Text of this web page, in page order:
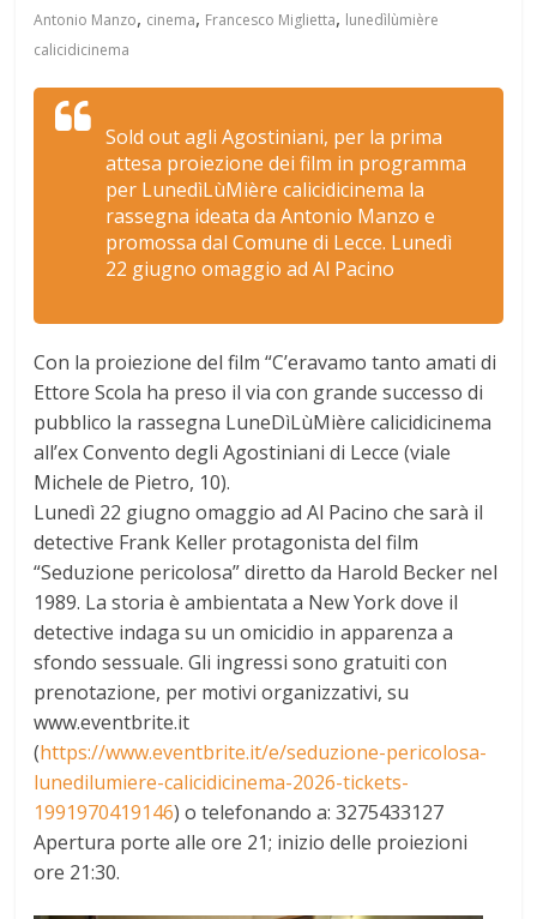
Antonio Manzo, cinema, Francesco Miglietta, lunedìlùmière
calicidicinema
Sold out agli Agostiniani, per la prima
attesa proiezione dei film in programma
per LunedìLùMière calicidicinema la
rassegna ideata da Antonio Manzo e
promossa dal Comune di Lecce. Lunedì
22 giugno omaggio ad Al Pacino
Con la proiezione del film “C’eravamo tanto amati di
Ettore Scola ha preso il via con grande successo di
pubblico la rassegna LuneDìLùMière calicidicinema
all’ex Convento degli Agostiniani di Lecce (viale
Michele de Pietro, 10).
Lunedì 22 giugno omaggio ad Al Pacino che sarà il
detective Frank Keller protagonista del film
“Seduzione pericolosa” diretto da Harold Becker nel
1989. La storia è ambientata a New York dove il
detective indaga su un omicidio in apparenza a
sfondo sessuale. Gli ingressi sono gratuiti con
prenotazione, per motivi organizzativi, su
www.eventbrite.it
(https://www.eventbrite.it/e/seduzione-pericolosa-
lunedilumiere-calicidicinema-2026-tickets-
1991970419146) o telefonando a: 3275433127
Apertura porte alle ore 21; inizio delle proiezioni
ore 21:30.